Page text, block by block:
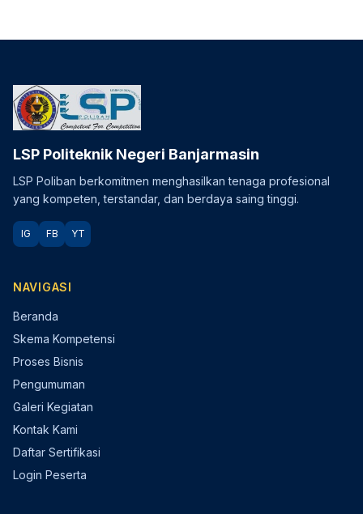
LSP Politeknik Negeri Banjarmasin
LSP Poliban berkomitmen menghasilkan tenaga profesional
yang kompeten, terstandar, dan berdaya saing tinggi.
IG FB YT
NAVIGASI
Beranda
Skema Kompetensi
Proses Bisnis
Pengumuman
Galeri Kegiatan
Kontak Kami
Daftar Sertifikasi
Login Peserta